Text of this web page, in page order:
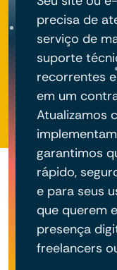
precisa de
serviço de
suporte
recorrentes
em um
Atualizamos
garantimos
rápido,
e para seus
que querem
presença
freelancers